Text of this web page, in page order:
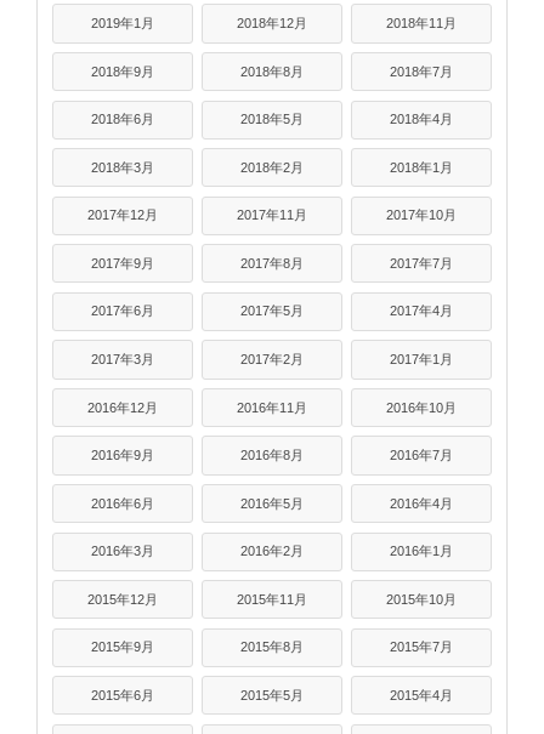
2019年1月 2018年12月 2018年11月
2018年9月 2018年8月 2018年7月
2018年6月 2018年5月 2018年4月
2018年3月 2018年2月 2018年1月
2017年12月 2017年11月 2017年10月
2017年9月 2017年8月 2017年7月
2017年6月 2017年5月 2017年4月
2017年3月 2017年2月 2017年1月
2016年12月 2016年11月 2016年10月
2016年9月 2016年8月 2016年7月
2016年6月 2016年5月 2016年4月
2016年3月 2016年2月 2016年1月
2015年12月 2015年11月 2015年10月
2015年9月 2015年8月 2015年7月
2015年6月 2015年5月 2015年4月